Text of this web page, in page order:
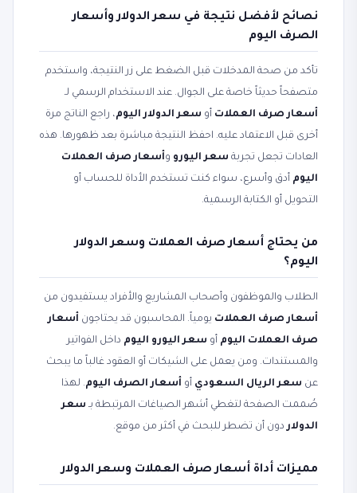
نصائح لأفضل نتيجة في سعر الدولار وأسعار
الصرف اليوم
تأكد من صحة المدخلات قبل الضغط على زر النتيجة، واستخدم
متصفحاً حديثاً خاصة على الجوال. عند الاستخدام الرسمي لـ
أسعار صرف العملات أو سعر الدولار اليوم، راجع الناتج مرة
أخرى قبل الاعتماد عليه. احفظ النتيجة مباشرة بعد ظهورها. هذه
العادات تجعل تجربة سعر اليورو وأسعار صرف العملات
اليوم أدق وأسرع، سواء كنت تستخدم الأداة للحساب أو
التحويل أو الكتابة الرسمية.
من يحتاج أسعار صرف العملات وسعر الدولار
اليوم؟
الطلاب والموظفون وأصحاب المشاريع والأفراد يستفيدون من
أسعار صرف العملات يومياً. المحاسبون قد يحتاجون أسعار
صرف العملات اليوم أو سعر اليورو اليوم داخل الفواتير
والمستندات. ومن يعمل على الشيكات أو العقود غالباً ما يبحث
عن سعر الريال السعودي أو أسعار الصرف اليوم. لهذا
صُممت الصفحة لتغطي أشهر الصياغات المرتبطة بـ سعر
الدولاردون أن تضطر للبحث في أكثر من موقع.
مميزات أداة أسعار صرف العملات وسعر الدولار